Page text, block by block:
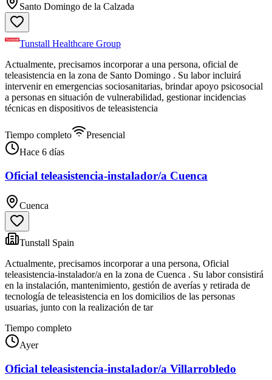
Santo Domingo de la Calzada
Tunstall Healthcare Group
Actualmente, precisamos incorporar a una persona, oficial de
teleasistencia en la zona de Santo Domingo . Su labor incluirá
intervenir en emergencias sociosanitarias, brindar apoyo psicosocial
a personas en situación de vulnerabilidad, gestionar incidencias
técnicas en dispositivos de teleasistencia
Tiempo completo
Presencial
Hace 6 días
Oficial teleasistencia-instalador/a Cuenca
Cuenca
Tunstall Spain
Actualmente, precisamos incorporar a una persona, Oficial
teleasistencia-instalador/a en la zona de Cuenca . Su labor consistirá
en la instalación, mantenimiento, gestión de averías y retirada de
tecnología de teleasistencia en los domicilios de las personas
usuarias, junto con la realización de tar
Tiempo completo
Ayer
Oficial teleasistencia-instalador/a Villarrobledo